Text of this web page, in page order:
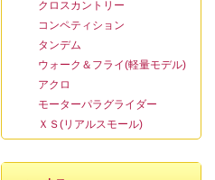
クロスカントリー
コンペティション
タンデム
ウォーク＆フライ(軽量モデル)
アクロ
モーターパラグライダー
ＸＳ(リアルスモール)